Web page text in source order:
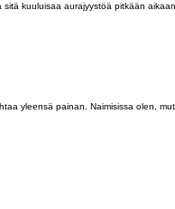
kuuluisaa aurajyystöä pitkään
yleensä painan. Naimisissa olen,